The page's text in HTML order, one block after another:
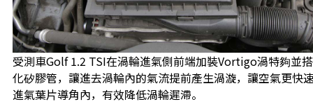
受測車Golf 1.2 TSI在渦輪進氣側前端加裝Vortigo渦特夠並
化矽膠管，讓進去渦輪內的氣流提前產生渦漩，讓空氣更快
進氣葉片導角內，有效降低渦輪遲滯。